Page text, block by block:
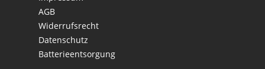
AGB
Widerrufsrecht
Datenschutz
Batterieentsorgung